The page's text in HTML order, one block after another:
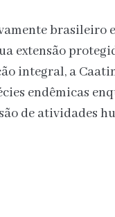
brasileiro
extensão
integral, a
endêmicas
de atividades